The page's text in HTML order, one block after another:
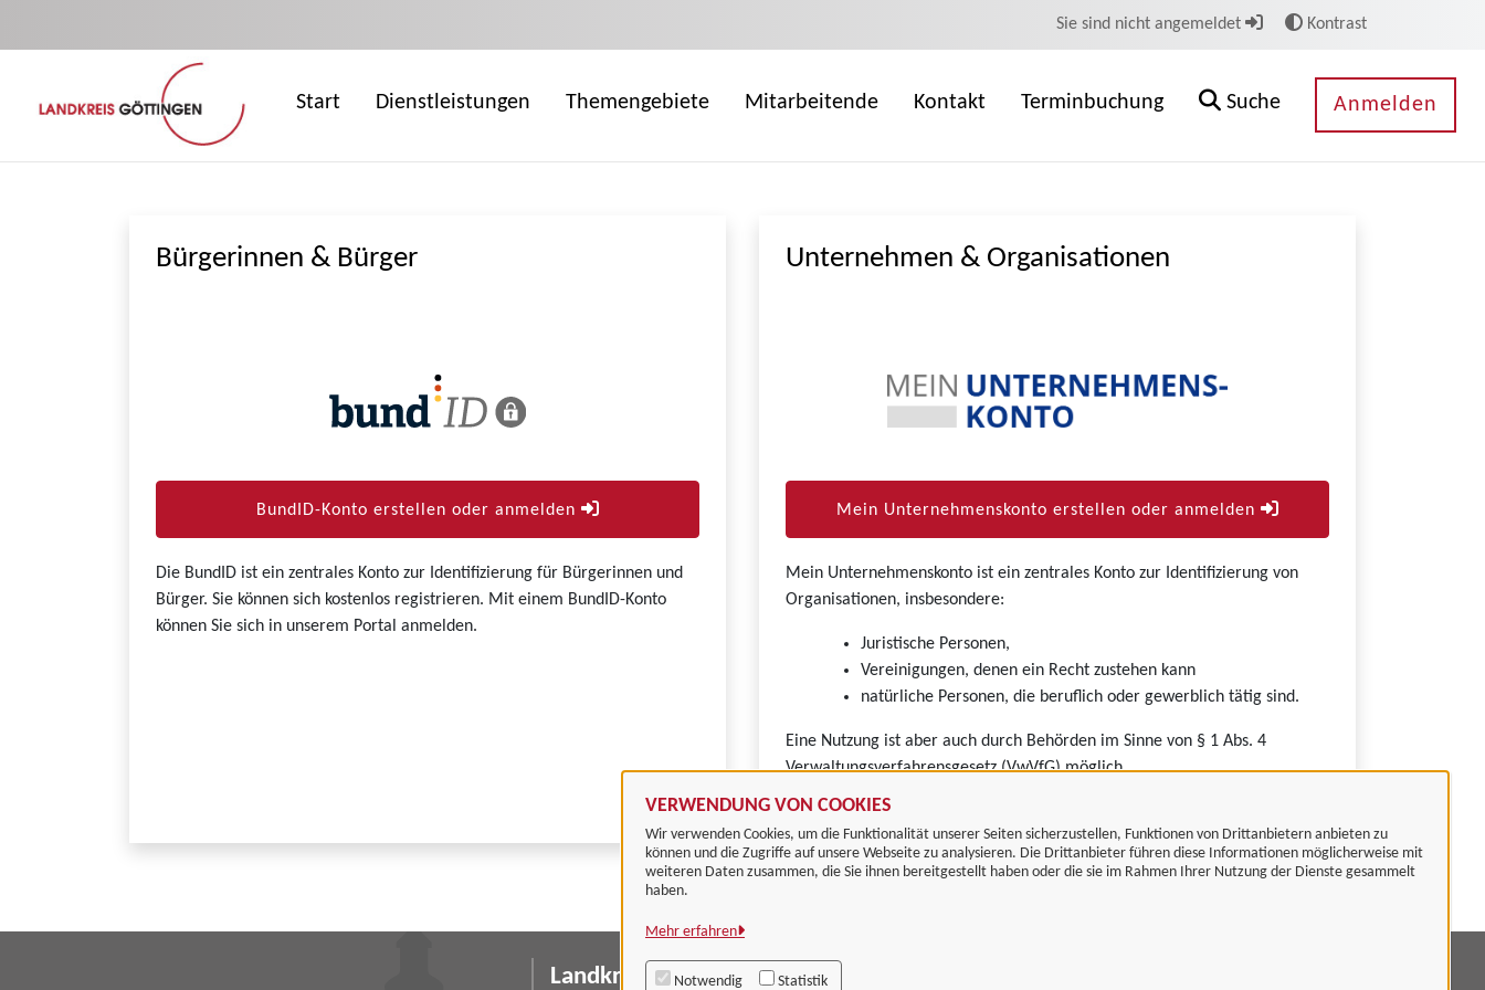
VERWENDUNG VON COOKIES
Wir verwenden Cookies, um die Funktionalität unserer Seiten sicherzustellen, Funktionen von Drittanbietern anbieten zu
können und die Zugriffe auf unsere Webseite zu analysieren. Die Drittanbieter führen diese Informationen möglicherweise mit
weiteren Daten zusammen, die Sie ihnen bereitgestellt haben oder die sie im Rahmen Ihrer Nutzung der Dienste gesammelt
haben.
Mehr erfahren
Notwendig Statistik
Sie sind nicht angemeldet Kontrast
Start Dienstleistungen Themengebiete Mitarbeitende Kontakt Terminbuchung Suche Anmelden
Bürgerinnen & Bürger
BundID-Konto erstellen oder anmelden
Die BundID ist ein zentrales Konto zur Identifizierung für Bürgerinnen und
Bürger. Sie können sich kostenlos registrieren. Mit einem BundID-Konto
können Sie sich in unserem Portal anmelden.
Unternehmen & Organisationen
Mein Unternehmenskonto erstellen oder anmelden
Mein Unternehmenskonto ist ein zentrales Konto zur Identifizierung von
Organisationen, insbesondere:
Juristische Personen,
Vereinigungen, denen ein Recht zustehen kann
natürliche Personen, die beruflich oder gewerblich tätig sind.
Eine Nutzung ist aber auch durch Behörden im Sinne von § 1 Abs. 4
Verwaltungsverfahrensgesetz (VwVfG) möglich.
Landkreis Göttingen